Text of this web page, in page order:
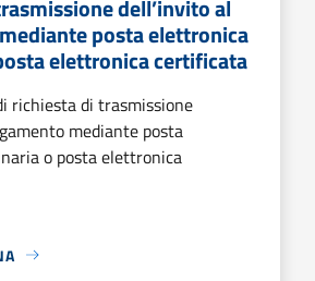
dell’invito al
posta elettronica
elettronica certificata
richiesta di trasmissione
mediante posta
o posta elettronica